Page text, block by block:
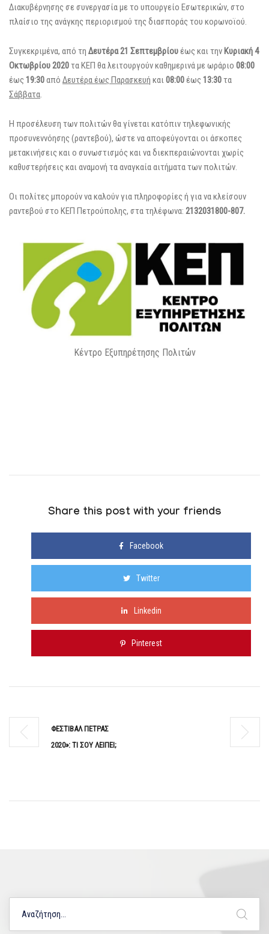
Διακυβέρνησης σε συνεργασία με το υπουργείο Εσωτερικών, στο
πλαίσιο της ανάγκης περιορισμού της διασποράς του κορωνοϊού.
Συγκεκριμένα, από τη Δευτέρα 21 Σεπτεμβρίουέως και την Κυριακή 4
Οκτωβρίου 2020τα ΚΕΠ θα λειτουργούν καθημερινά με ωράριο 08:00
έως 19:30από Δευτέρα έως Παρασκευή και08:00έως 13:30τα
Σάββατα.
Η προσέλευση των πολιτών θα γίνεται κατόπιν τηλεφωνικής
προσυνεννόησης (ραντεβού), ώστε να αποφεύγονται οι άσκοπες
μετακινήσεις και ο συνωστισμός και να διεκπεραιώνονται χωρίς
καθυστερήσεις και αναμονή τα αναγκαία αιτήματα των πολιτών.
Οι πολίτες μπορούν να καλούν για πληροφορίες ή για να κλείσουν
ραντεβού στο ΚΕΠ Πετρούπολης, στα τηλέφωνα: 2132031800-807.
Κέντρο Εξυπηρέτησης Πολιτών
Share this post with your friends
Facebook
Twitter
Linkedin
Pinterest
ΦΕΣΤΙΒΑΛ ΠΕΤΡΑΣ
2020»: ΤΙ ΣΟΥ ΛΕΙΠΕΙ;